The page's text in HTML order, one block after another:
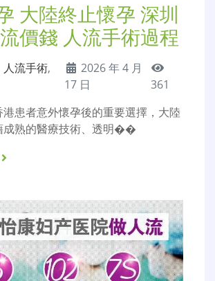
大陸終止懷孕 深圳
價錢 人流手術過程
人流手術,
2026 年 4 月
17 日
361
患者意外懷孕後的重要選擇，大陸
成熟的醫療技術、透明��